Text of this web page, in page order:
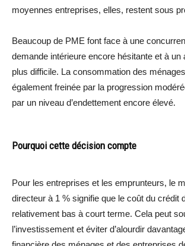
moyennes entreprises, elles, restent sous
Beaucoup de PME font face à une
demande intérieure encore hésitante et à un
plus difficile. La consommation des
également freinée par la progression
par un niveau d’endettement encore élevé.
Pourquoi cette décision compte
Pour les entreprises et les emprunteurs, le
directeur à 1 % signifie que le coût du crédit
relativement bas à court terme. Cela peut
l’investissement et éviter d’alourdir